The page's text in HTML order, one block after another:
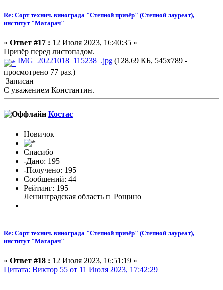
Re: Сорт технич. винограда "Степной призёр" (Степной лауреат),
институт "Магарач"
« Ответ #17 : 12 Июля 2023, 16:40:35 »
Призёр перед листопадом.
IMG_20221018_115238_.jpg (128.69 КБ, 545x789 -
просмотрено 77 раз.)
Записан
С уважением Константин.
Костас
Новичок
Спасибо
-Дано: 195
-Получено: 195
Сообщений: 44
Рейтинг: 195
Ленинградская область п. Рощино
Re: Сорт технич. винограда "Степной призёр" (Степной лауреат),
институт "Магарач"
« Ответ #18 : 12 Июля 2023, 16:51:19 »
Цитата: Виктор 55 от 11 Июля 2023, 17:42:29